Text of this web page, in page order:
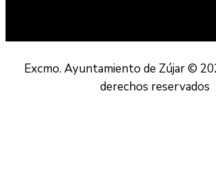
Excmo. Ayuntamiento de Zújar ©
derechos reservados